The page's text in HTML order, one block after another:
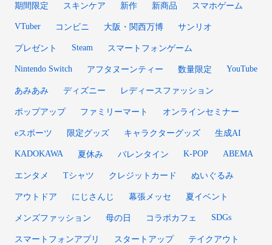
期間限定 スキンケア 新作 新商品 スマホゲーム
VTuber コンビニ 大阪・関西万博 サンリオ
プレゼント Steam スマートフォンゲーム
Nintendo Switch アフタヌーンティー 数量限定 YouTube
あみあみ ディズニー レディースファッション
ポップアップ ファミリーマート オンラインセミナー
eスポーツ 限定グッズ キャラクターグッズ 生成AI
KADOKAWA 夏休み バレンタイン K-POP ABEMA
エンタメ Tシャツ クレジットカード ぬいぐるみ
アウトドア にじさんじ 幕張メッセ 夏イベント
メンズファッション 母の日 コラボカフェ SDGs
スマートフォンアプリ スタートアップ テイクアウト